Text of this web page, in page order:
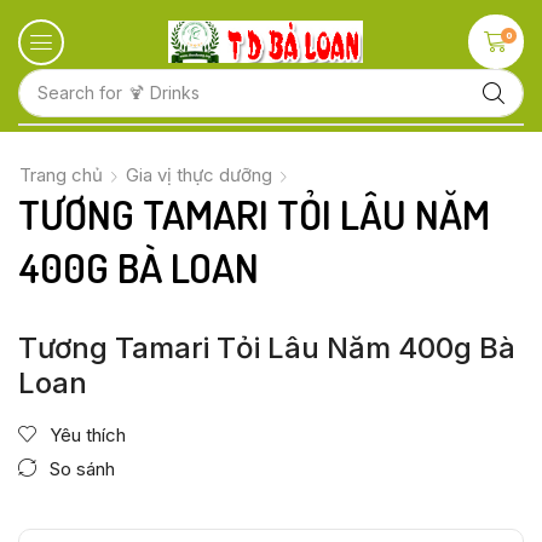
Search for 🍋 Fruits
0
Trang chủ Gia vị thực dưỡng
TƯƠNG TAMARI TỎI LÂU NĂM
400G BÀ LOAN
Tương Tamari Tỏi Lâu Năm 400g Bà
Loan
Yêu thích
So sánh